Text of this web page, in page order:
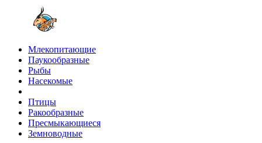
Млекопитающие
Паукообразные
Рыбы
Насекомые
Птицы
Ракообразные
Пресмыкающиеся
Земноводные